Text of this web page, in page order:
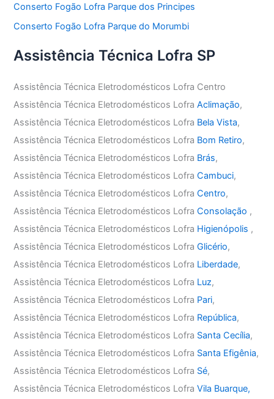
Conserto Fogão Lofra Parque dos Principes
Conserto Fogão Lofra Parque do Morumbi
Assistência Técnica Lofra SP
Assistência Técnica Eletrodomésticos Lofra Centro
Assistência Técnica Eletrodomésticos LofraAclimação,
Assistência Técnica Eletrodomésticos Lofra Bela Vista,
Assistência Técnica Eletrodomésticos Lofra Bom Retiro,
Assistência Técnica Eletrodomésticos Lofra Brás,
Assistência Técnica Eletrodomésticos LofraCambuci,
Assistência Técnica Eletrodomésticos LofraCentro,
Assistência Técnica Eletrodomésticos LofraConsolação ,
Assistência Técnica Eletrodomésticos Lofra Higienópolis ,
Assistência Técnica Eletrodomésticos LofraGlicério,
Assistência Técnica Eletrodomésticos Lofra Liberdade,
Assistência Técnica Eletrodomésticos Lofra Luz,
Assistência Técnica Eletrodomésticos Lofra Pari,
Assistência Técnica Eletrodomésticos Lofra República,
Assistência Técnica Eletrodomésticos Lofra Santa Cecília,
Assistência Técnica Eletrodomésticos Lofra Santa Efigênia,
Assistência Técnica Eletrodomésticos Lofra Sé,
Assistência Técnica Eletrodomésticos LofraVila Buarque,